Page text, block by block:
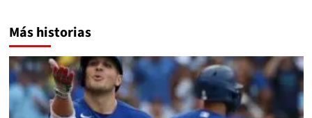
Más historias